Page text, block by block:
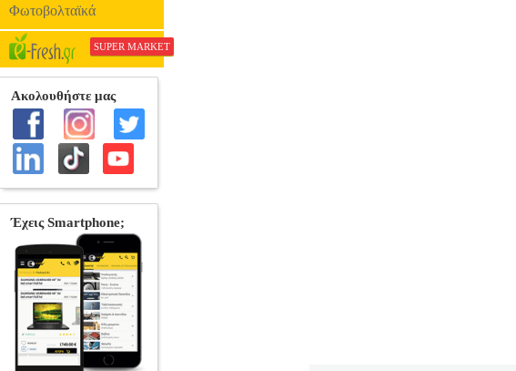
Φωτοβολταϊκά
SUPER MARKET